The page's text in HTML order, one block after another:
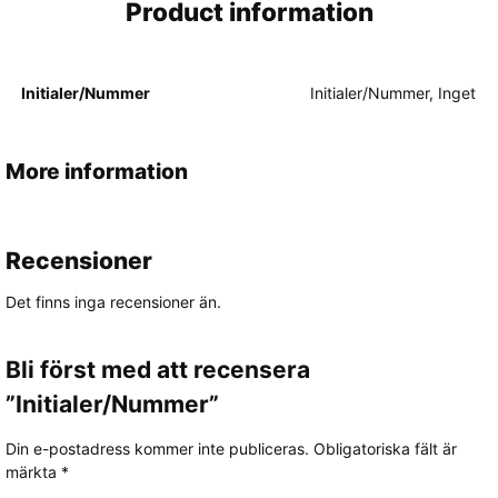
Product information
Initialer/Nummer Initialer/Nummer, Inget
More information
Recensioner
Det finns inga recensioner än.
Bli först med att recensera
”Initialer/Nummer”
Din e-postadress kommer inte publiceras. Obligatoriska fält är
märkta *